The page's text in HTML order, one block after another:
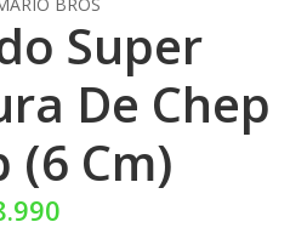
Super
De Chep
(6 Cm)